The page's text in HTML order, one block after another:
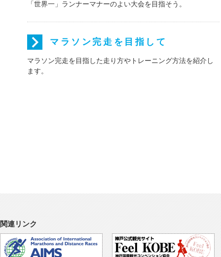
「世界一」ランナーマナーのよい大会を目指そう。
マラソン完走を目指して
マラソン完走を目指した走り方やトレーニング方法を紹介し
ます。
関連リンク